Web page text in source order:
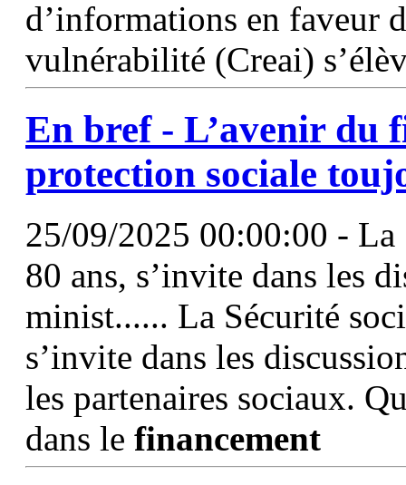
d’informations en faveur
vulnérabilité (Creai)
En bref - L’avenir du
protection sociale
25/09/2025 00:00:00 - La
80 ans, s’invite dans les
minist...... La Sécurité
s’invite dans les
les partenaires sociaux.
dans le financement